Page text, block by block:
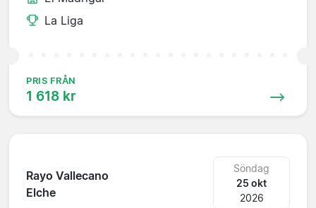
La Liga
PRIS FRÅN
1 618 kr
Rayo Vallecano
Elche
Söndag
25 okt
2026